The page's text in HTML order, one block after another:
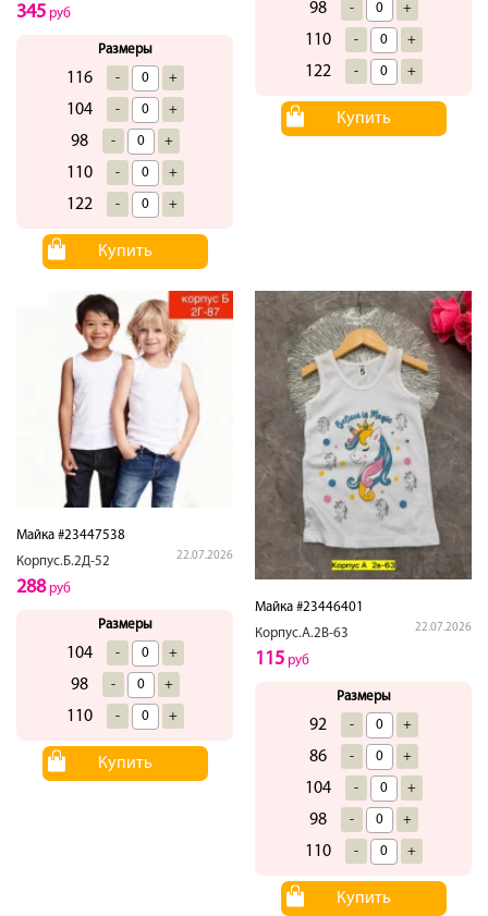
345 руб
Размеры
116 - +
104 - +
98 - +
110 - +
122 - +
Купить
98 - +
110 - +
122 - +
Купить
Майка #23447538
Корпус.Б.2Д-52
22.07.2026
288руб
Размеры
104 - +
98 - +
110 - +
Купить
Майка #23446401
Корпус.А.2В-63
22.07.2026
115 руб
Размеры
92 - +
86 - +
104 - +
98 - +
110 - +
Купить